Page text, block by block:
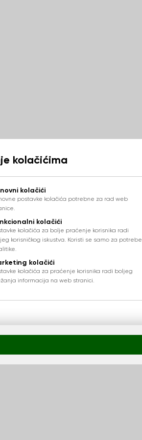
kolačićima
kolačići
postavke kolačića potrebne za rad web
kolačići
kolačića za bolje praćenje korisnika radi
korisničkog iskustva. Koristi se samo za potrebe
kolačići
kolačića za praćenje korisnika radi boljeg
informacija na web stranici.